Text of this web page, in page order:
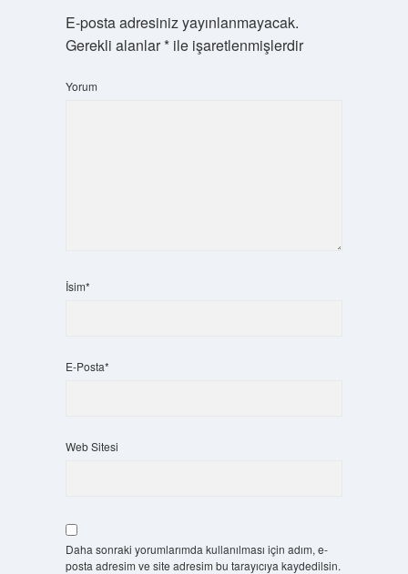
E-posta adresiniz yayınlanmayacak.
Gerekli alanlar*ile işaretlenmişlerdir
Yorum
İsim*
E-Posta*
Web Sitesi
Daha sonraki yorumlarımda kullanılması için adım, e-
posta adresim ve site adresim bu tarayıcıya kaydedilsin.